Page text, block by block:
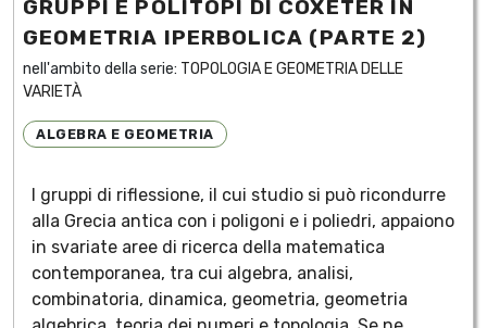
GRUPPI E POLITOPI DI COXETER IN
GEOMETRIA IPERBOLICA (PARTE 2)
nell'ambito della serie: TOPOLOGIA E GEOMETRIA DELLE
VARIETÀ
ALGEBRA E GEOMETRIA
I gruppi di riflessione, il cui studio si può ricondurre
alla Grecia antica con i poligoni e i poliedri, appaiono
in svariate aree di ricerca della matematica
contemporanea, tra cui algebra, analisi,
combinatoria, dinamica, geometria, geometria